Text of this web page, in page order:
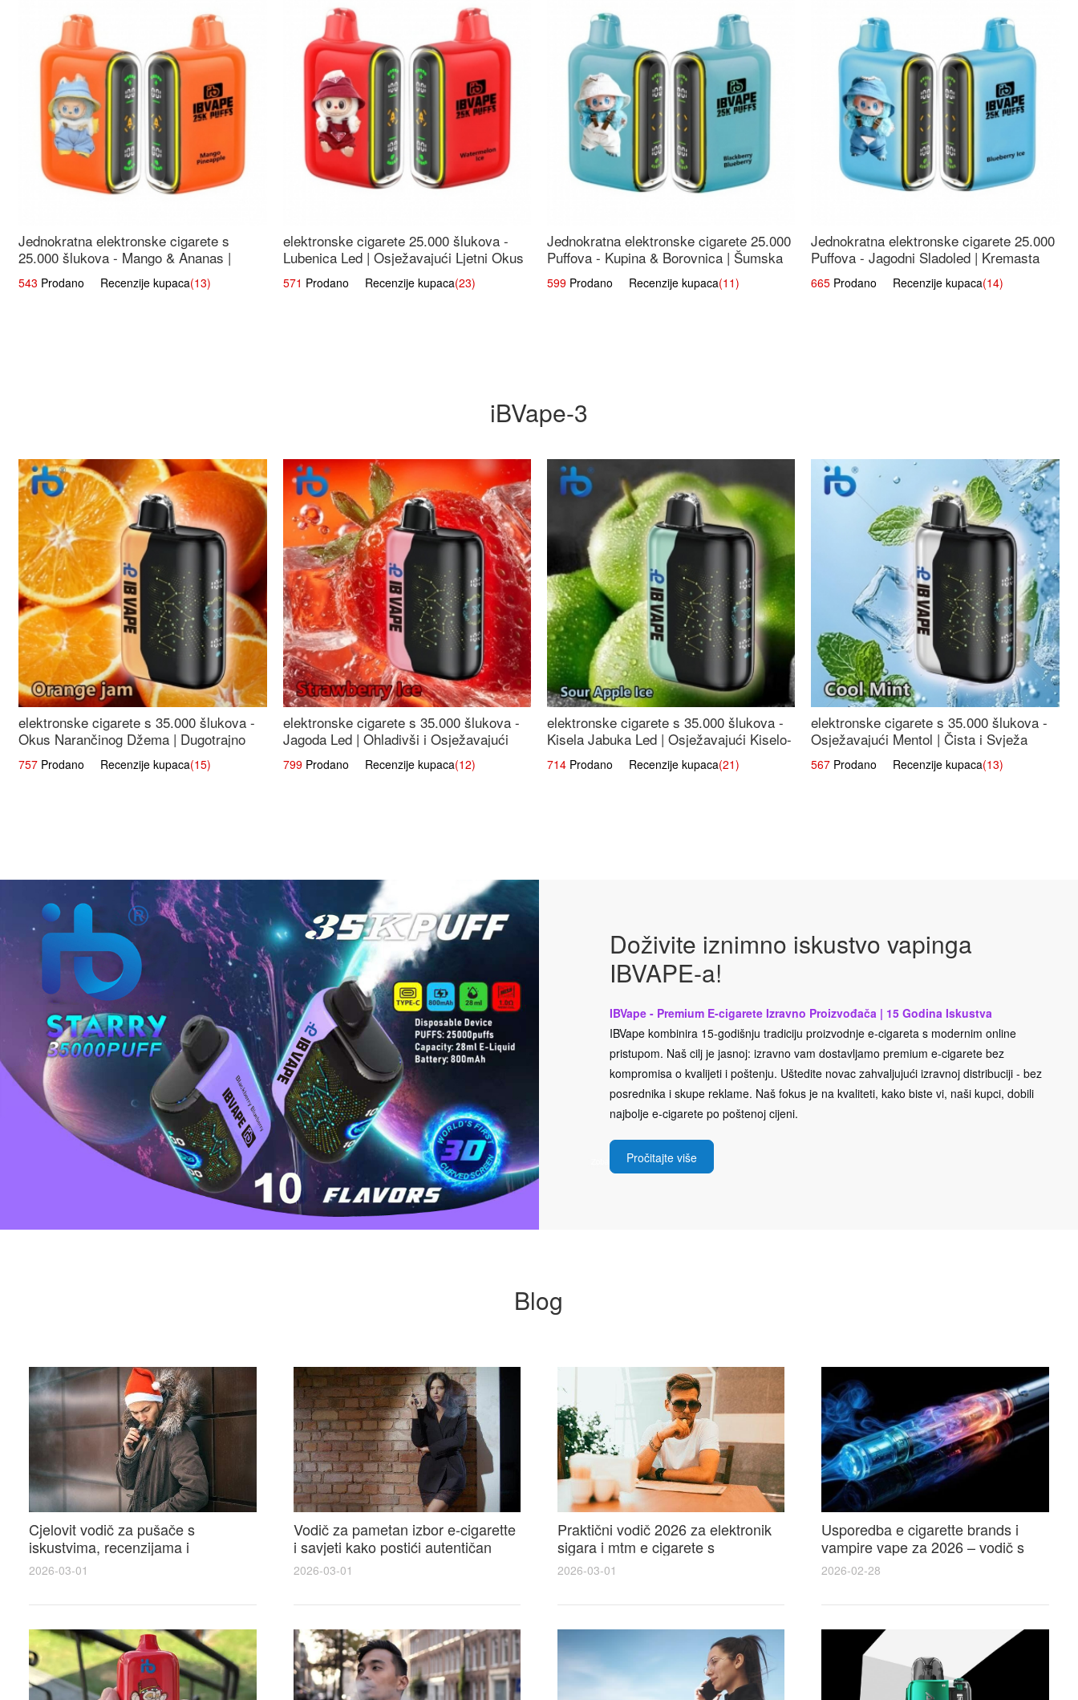
Jednokratna elektronske cigarete s
25.000 šlukova - Mango & Ananas |
Egzotična Voćna Mješavina
543 Prodano Recenzije kupaca(13)
elektronske cigarete 25.000 šlukova -
Lubenica Led | Osježavajući Ljetni Okus
571 Prodano Recenzije kupaca(23)
Jednokratna elektronske cigarete 25.000
Puffova - Kupina & Borovnica | Šumska
Voćna Mješavina
599Prodano Recenzije kupaca(11)
Jednokratna elektronske cigarete 25.000
Puffova - Jagodni Sladoled | Kremasta
Slatka Okus
665 Prodano Recenzije kupaca(14)
iBVape-3
elektronske cigarete s 35.000 šlukova -
Okus Narančinog Džema | Dugotrajno
Iskustvo
757 Prodano Recenzije kupaca(15)
elektronske cigarete s 35.000 šlukova -
Jagoda Led | Ohladivši i Osježavajući
Okus
799Prodano Recenzije kupaca(12)
elektronske cigarete s 35.000 šlukova -
Kisela Jabuka Led | Osježavajući Kiselo-
Slatki Okus
714Prodano Recenzije kupaca(21)
elektronske cigarete s 35.000 šlukova -
Osježavajući Mentol | Čista i Svježa
Okus
567 Prodano Recenzije kupaca(13)
Doživite iznimno iskustvo vapinga
IBVAPE-a!
IBVape - Premium E-cigarete Izravno Proizvođača | 15 Godina Iskustva
IBVape kombinira 15-godišnju tradiciju proizvodnje e-cigareta s modernim online
pristupom. Naš cilj je jasnoj: izravno vam dostavljamo premium e-cigarete bez
kompromisa o kvalijeti i poštenju. Uštedite novac zahvaljujući izravnoj distribuciji - bez
posrednika i skupe reklame. Naš fokus je na kvaliteti, kako biste vi, naši kupci, dobili
najbolje e-cigarete po poštenoj cijeni.
Pročitajte više
Blog
Cjelovit vodič za pušače s
iskustvima, recenzijama i
raspravama o e-cigarette na e
cigareta forum
2026-03-01
Vodič za pametan izbor e-cigarette
i savjeti kako postići autentičan
elektronske cigarete feel
2026-03-01
Praktični vodič 2026 za elektronik
sigara i mtm e cigarete s
usporedbom, recenzijama i
savjetima
2026-03-01
Usporedba e cigarette brands i
vampire vape za 2026 – vodič s
recenzijama, okusima i najboljim
ponudama
2026-02-28